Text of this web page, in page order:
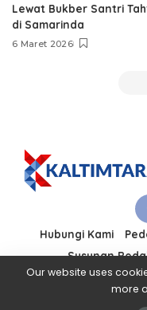
Lewat Bukber Santri
di Samarinda
6 Maret 2026
Hubungi Kami
Susunan
Our website uses
more